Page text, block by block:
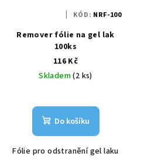
Remover fólie na gel lak
100ks
116 Kč
Skladem(2 ks)
Do košíku
Fólie pro odstranění gel laku
KÓD: NRF-100